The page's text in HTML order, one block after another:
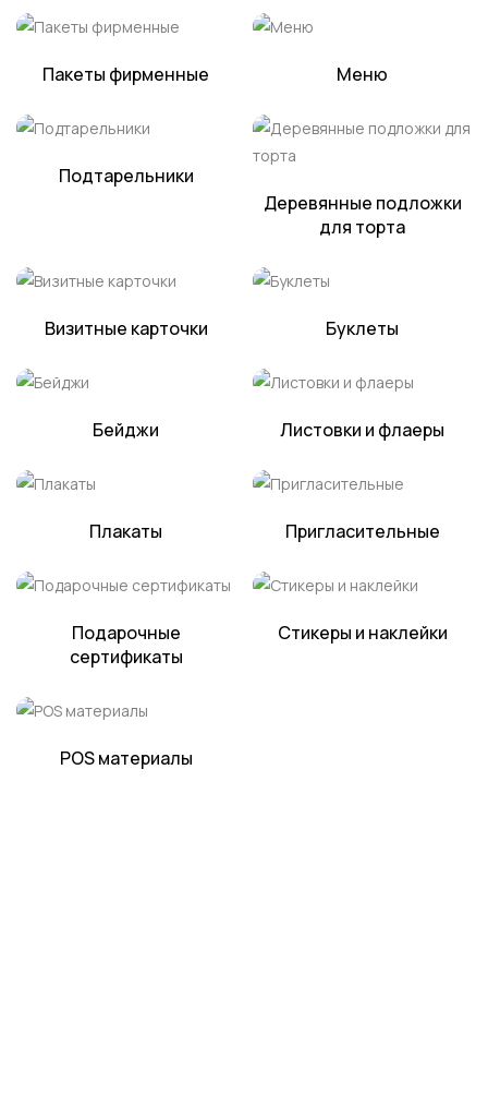
Пакеты фирменные Меню
Подтарельники
Деревянные подложки
для торта
Визитные карточки Буклеты
Бейджи Листовки и флаеры
Плакаты Пригласительные
Подарочные
сертификаты
Стикеры и наклейки
POS материалы